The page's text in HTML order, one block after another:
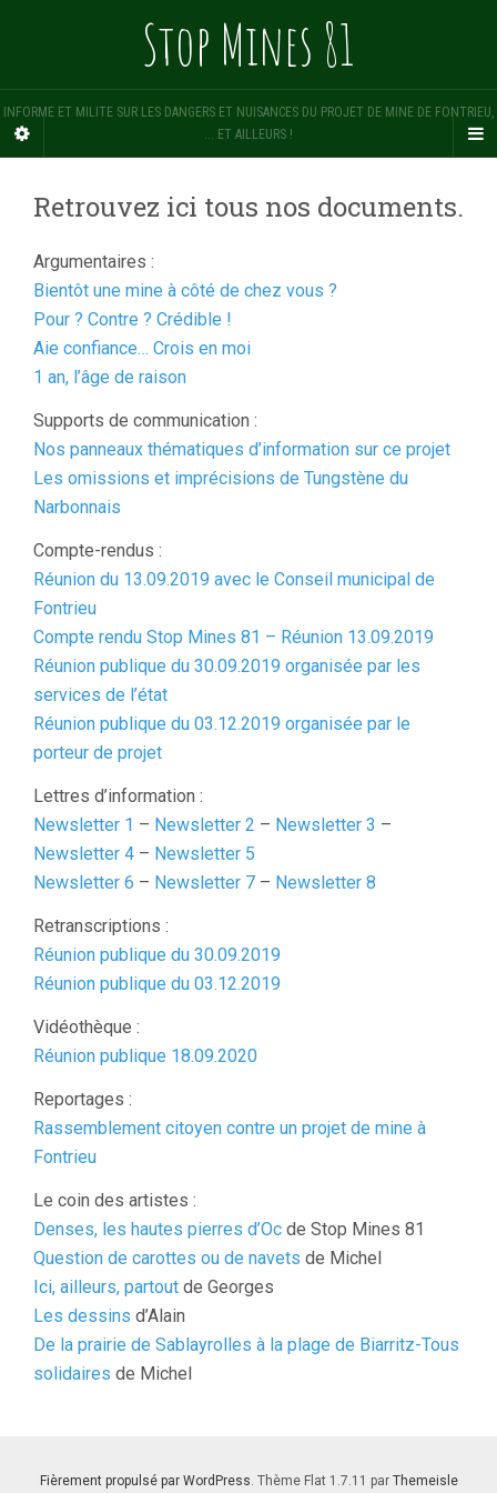
Stop Mines 81
INFORME ET MILITE SUR LES DANGERS ET NUISANCES DU PROJET DE MINE DE FONTRIEU,
... ET AILLEURS !
Retrouvez ici tous nos documents.
Argumentaires :
Bientôt une mine à côté de chez vous ?
Pour ? Contre ? Crédible !
Aie confiance… Crois en moi
1 an, l’âge de raison
Supports de communication :
Nos panneaux thématiques d’information sur ce projet
Les omissions et imprécisions de Tungstène du
Narbonnais
Compte-rendus :
Réunion du 13.09.2019 avec le Conseil municipal de
Fontrieu
Compte rendu Stop Mines 81 – Réunion 13.09.2019
Réunion publique du 30.09.2019 organisée par les
services de l’état
Réunion publique du 03.12.2019 organisée par le
porteur de projet
Lettres d’information :
Newsletter 1 – Newsletter 2 – Newsletter 3 –
Newsletter 4 – Newsletter 5
Newsletter 6 – Newsletter 7 – Newsletter 8
Retranscriptions :
Réunion publique du 30.09.2019
Réunion publique du 03.12.2019
Vidéothèque :
Réunion publique 18.09.2020
Reportages :
Rassemblement citoyen contre un projet de mine à
Fontrieu
Le coin des artistes :
Denses, les hautes pierres d’Oc de Stop Mines 81
Question de carottes ou de navets de Michel
Ici, ailleurs, partout de Georges
Les dessins d’Alain
De la prairie de Sablayrolles à la plage de Biarritz-Tous
solidaires de Michel
Fièrement propulsé par WordPress. Thème Flat 1.7.11 par Themeisle